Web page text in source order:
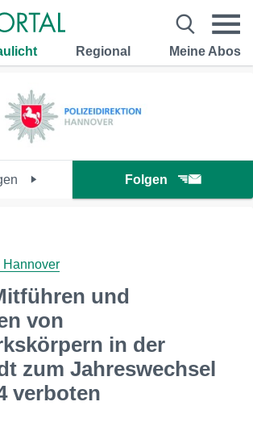
Regional Meine Abos
Folgen
Hannover
und
von
in der
zum Jahreswechsel
verboten